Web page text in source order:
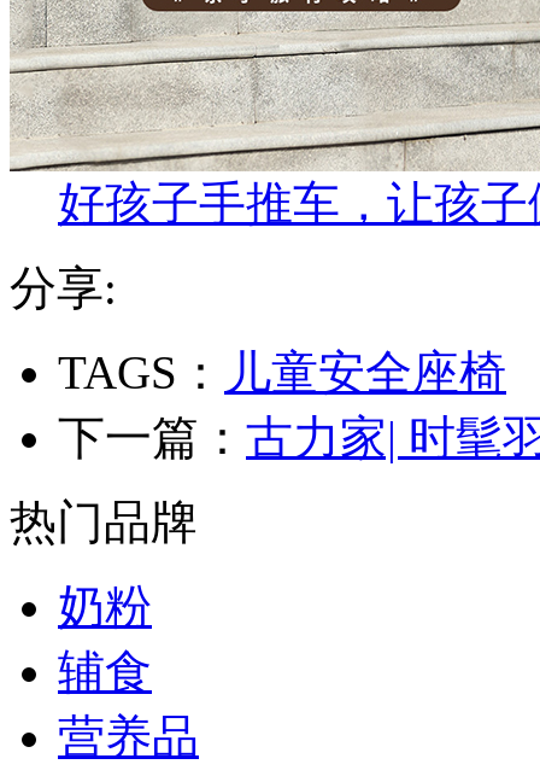
好孩子手推车，让孩
分享:
TAGS： 儿童安全座椅
下一篇： 古力家| 时髦
热门品牌
奶粉
辅食
营养品